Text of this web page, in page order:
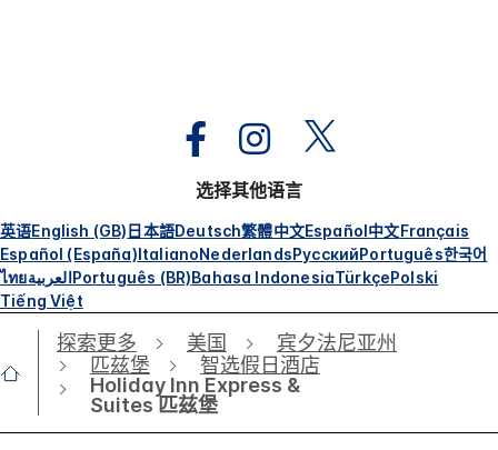
选择其他语言
英语English (GB)日本語Deutsch繁體中文Español中文Français
Español (España)ItalianoNederlandsРусскийPortuguês한국어
ไทยالعربيةPortuguês (BR)Bahasa IndonesiaTürkçePolski
Tiếng Việt
探索更多 美国
宾夕法尼亚州
匹兹堡
智选假日酒店
Holiday Inn Express &
Suites 匹兹堡